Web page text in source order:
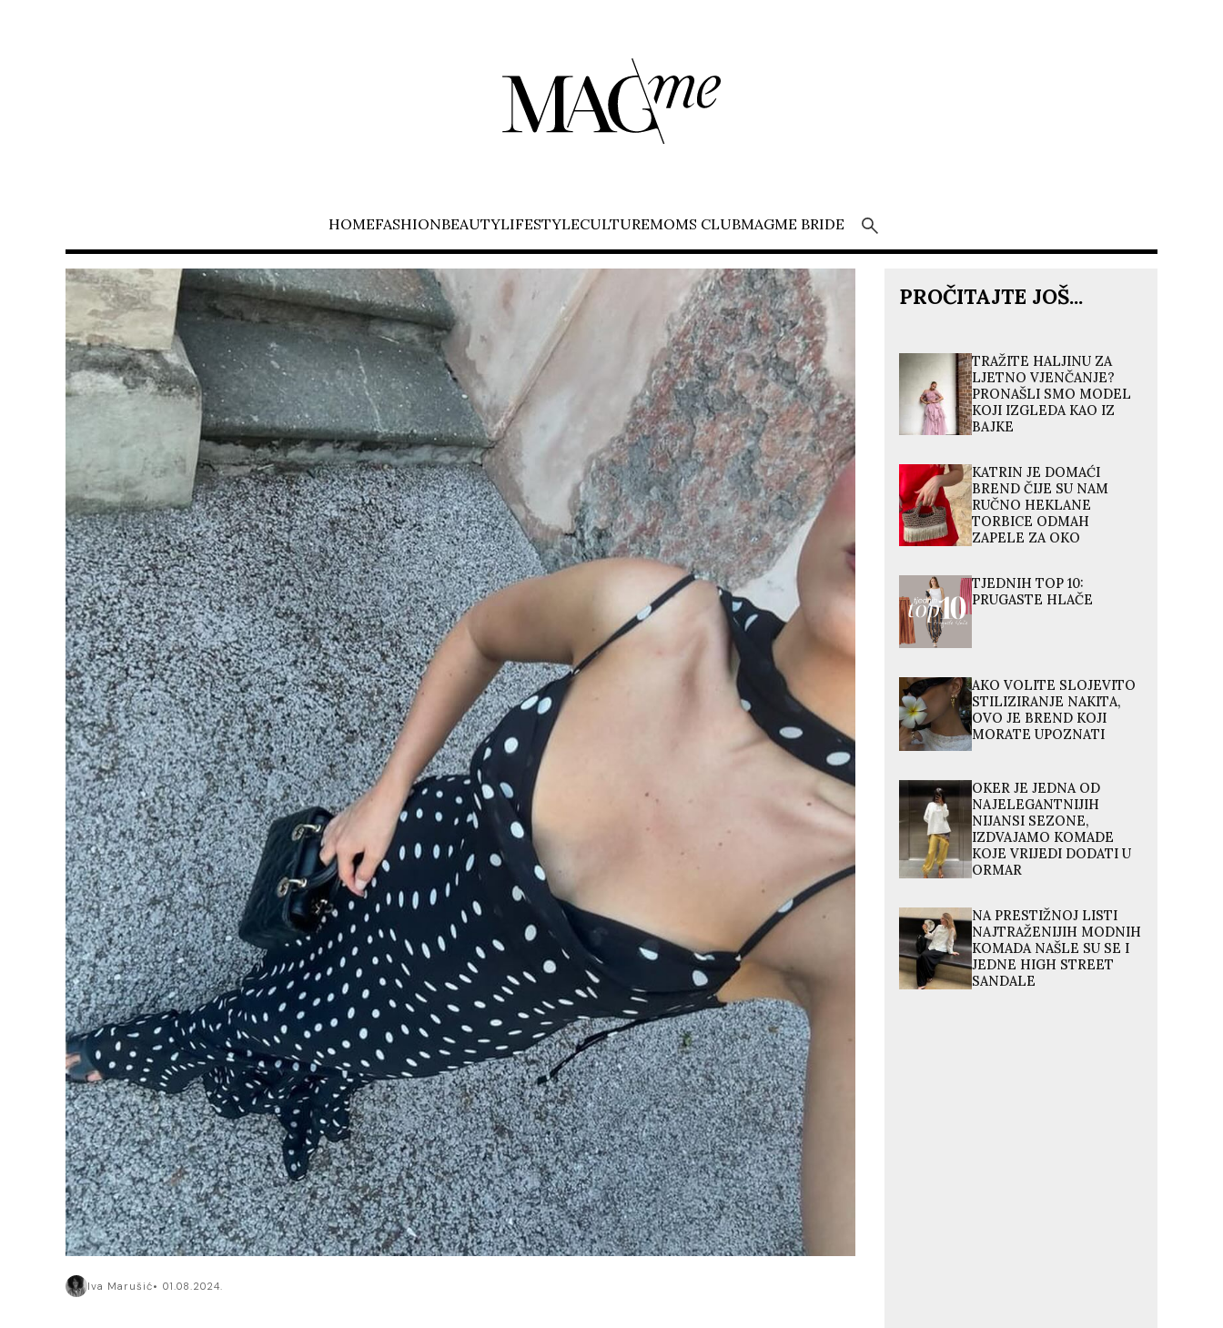
HOMEFASHIONBEAUTYLIFESTYLECULTUREMOMS CLUBMAGME BRIDE
Iva Marušić 01.08.2024.
PROČITAJTE JOŠ...
TRAŽITE HALJINU ZA
LJETNO VJENČANJE?
PRONAŠLI SMO MODEL
KOJI IZGLEDA KAO IZ
BAJKE
KATRIN JE DOMAĆI
BREND ČIJE SU NAM
RUČNO HEKLANE
TORBICE ODMAH
ZAPELE ZA OKO
TJEDNIH TOP 10:
PRUGASTE HLAČE
AKO VOLITE SLOJEVITO
STILIZIRANJE NAKITA,
OVO JE BREND KOJI
MORATE UPOZNATI
OKER JE JEDNA OD
NAJELEGANTNIJIH
NIJANSI SEZONE,
IZDVAJAMO KOMADE
KOJE VRIJEDI DODATI U
ORMAR
NA PRESTIŽNOJ LISTI
NAJTRAŽENIJIH MODNIH
KOMADA NAŠLE SU SE I
JEDNE HIGH STREET
SANDALE